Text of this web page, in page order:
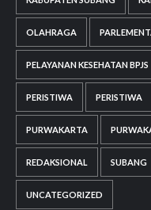
OLAHRAGA
PELAYANAN KESEHATAN BPJS
PERISTIWA PERISTIWA
PURWAKARTA
REDAKSIONAL SUBANG
UNCATEGORIZED